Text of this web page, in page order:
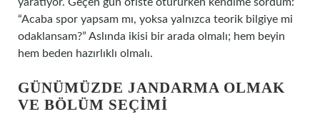
“Acaba spor yapsam mı, yoksa yalnızca teorik bilgiye mi
odaklansam?” Aslında ikisi bir arada olmalı; hem beyin
hem beden hazırlıklı olmalı.
GÜNÜMÜZDE JANDARMA OLMAK
VE BÖLÜM SEÇIMI